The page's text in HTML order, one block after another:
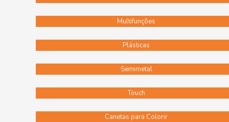
Multifunções
Plásticas
Semimetal
Touch
Canetas para Colorir